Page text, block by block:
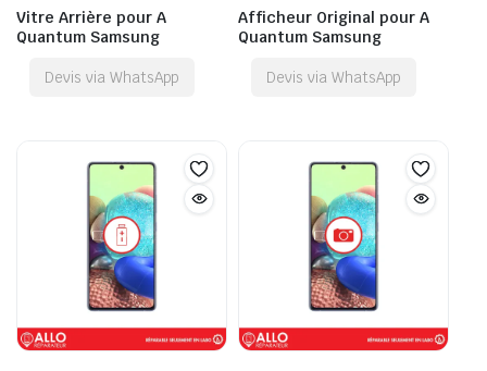
Vitre Arrière pour A
Quantum Samsung
Devis via WhatsApp
Afficheur Original pour A
Quantum Samsung
Devis via WhatsApp